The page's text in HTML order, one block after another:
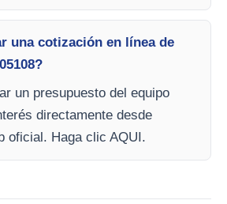
una cotización en línea de
un presupuesto del equipo
directamente desde
oficial. Haga clic AQUI.